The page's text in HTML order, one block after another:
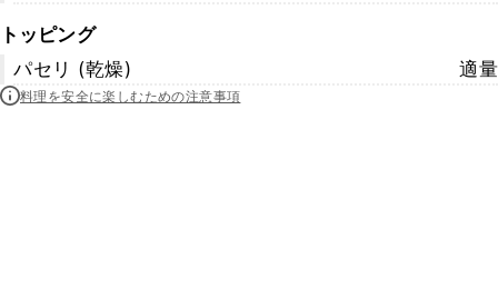
トッピング
パセリ (乾燥)
適量
料理を安全に楽しむための注意事項